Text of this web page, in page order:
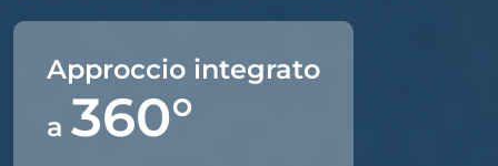
Approccio integrato
a 360°